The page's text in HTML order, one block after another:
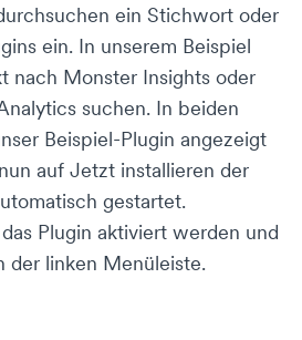
ein Stichwort oder
ein. In unserem Beispiel
nach Monster Insights oder
suchen. In beiden
Beispiel-Plugin angezeigt
auf Jetzt installieren der
gestartet.
Plugin aktiviert werden und
der linken Menüleiste.